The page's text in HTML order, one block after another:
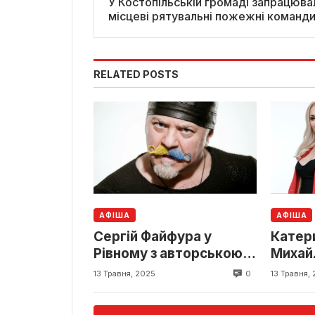
місцеві рятувальні пожежні команди
RELATED POSTS
АФІША
Сергій Файфура у
Рівному з авторською
програмою «Кох ай!» —
серця
13 Травня, 2025 0
АФІША
13 Травня,